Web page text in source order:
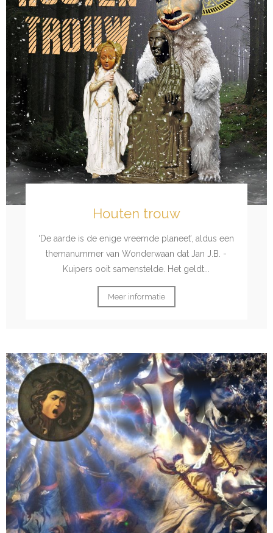
Houten trouw
‘De aarde is de enige vreemde planeet’, aldus een
themanummer van Wonderwaan dat Jan J.B. ­
Kuipers ooit samenstelde. Het geldt...
Meer informatie